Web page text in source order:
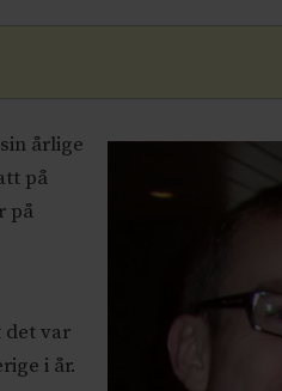
årlige
på
på
det var
i år.